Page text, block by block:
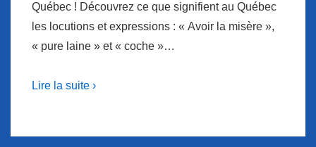
Québec ! Découvrez ce que signifient au Québec
les locutions et expressions : « Avoir la misère »,
« pure laine » et « coche »…
Lire la suite ›